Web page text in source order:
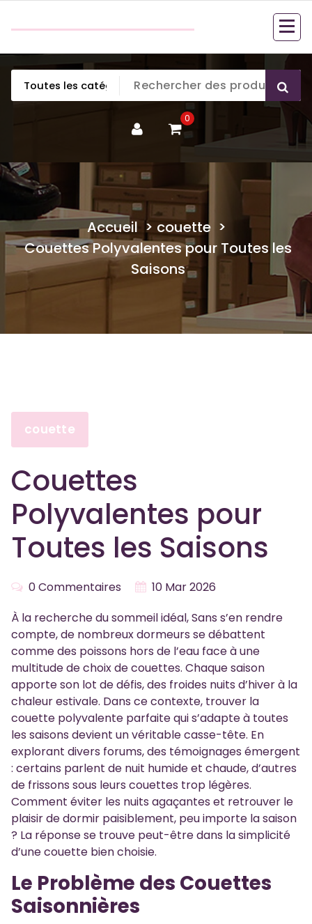
0
Accueil> couette>
Couettes Polyvalentes pour Toutes les
Saisons
couette
Couettes
Polyvalentes pour
Toutes les Saisons
0 Commentaires
10 Mar 2026
À la recherche du sommeil idéal, Sans s’en rendre
compte, de nombreux dormeurs se débattent
comme des poissons hors de l’eau face à une
multitude de choix de couettes. Chaque saison
apporte son lot de défis, des froides nuits d’hiver à la
chaleur estivale. Dans ce contexte, trouver la
couette polyvalente parfaite qui s’adapte à toutes
les saisons devient un véritable casse-tête. En
explorant divers forums, des témoignages émergent
: certains parlent de nuit humide et chaude, d’autres
de frissons sous leurs couettes trop légères.
Comment éviter les nuits agaçantes et retrouver le
plaisir de dormir paisiblement, peu importe la saison
? La réponse se trouve peut-être dans la simplicité
d’une couette bien choisie.
Le Problème des Couettes
Saisonnières